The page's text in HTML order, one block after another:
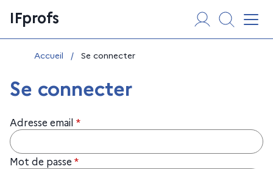
au
contenu
IFprofs
Vous êtes ici :
Accueil / Se connecter
Se connecter
Adresse email *
Mot de passe *